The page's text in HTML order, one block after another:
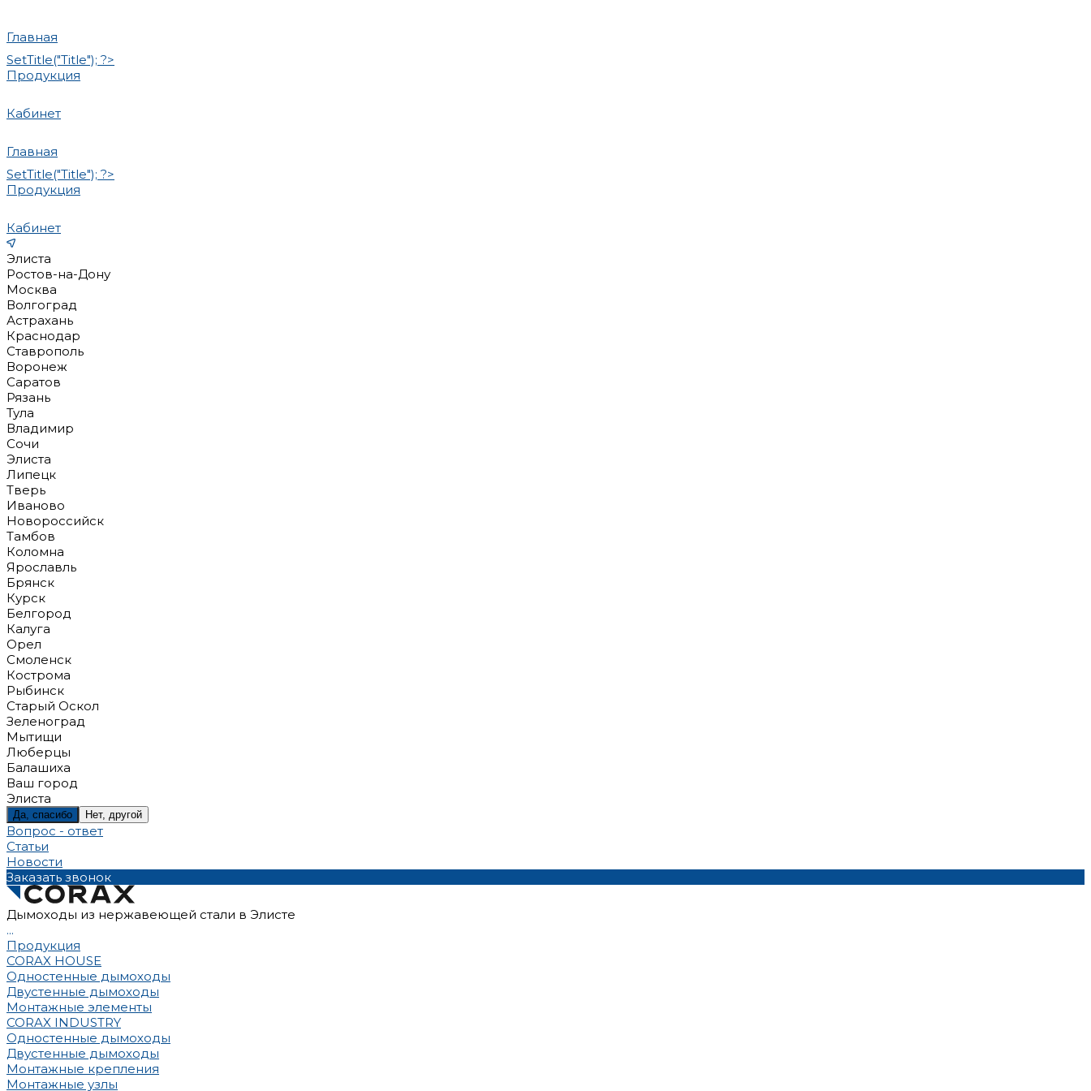
Главная
SetTitle("Title"); ?>
Продукция
Кабинет
Главная
SetTitle("Title"); ?>
Продукция
Кабинет
Элиста
Ростов-на-Дону
Москва
Волгоград
Астрахань
Краснодар
Ставрополь
Воронеж
Саратов
Рязань
Тула
Владимир
Сочи
Элиста
Липецк
Тверь
Иваново
Новороссийск
Тамбов
Коломна
Ярославль
Брянск
Курск
Белгород
Калуга
Орел
Смоленск
Кострома
Рыбинск
Старый Оскол
Зеленоград
Мытищи
Люберцы
Балашиха
Ваш город
Элиста
Да, спасибо Нет, другой
Вопрос - ответ
Статьи
Новости
Заказать звонок
Дымоходы из нержавеющей стали в Элисте
...
Продукция
CORAX HOUSE
Одностенные дымоходы
Двустенные дымоходы
Монтажные элементы
CORAX INDUSTRY
Одностенные дымоходы
Двустенные дымоходы
Монтажные крепления
Монтажные узлы